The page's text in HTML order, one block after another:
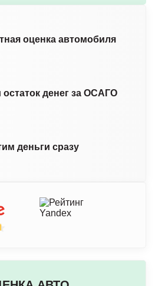
оценка автомобиля
остаток денег за ОСАГО
деньги сразу